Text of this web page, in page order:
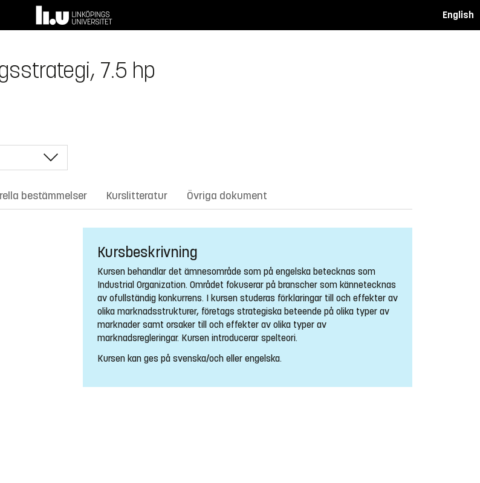
English
7.5 hp
bestämmelser Kurslitteratur Övriga dokument
Kursbeskrivning
Kursen behandlar det ämnesområde som på engelska betecknas som
Industrial Organization. Området fokuserar på branscher som kännetecknas
av ofullständig konkurrens. I kursen studeras förklaringar till och effekter av
olika marknadsstrukturer, företags strategiska beteende på olika typer av
marknader samt orsaker till och effekter av olika typer av
marknadsregleringar. Kursen introducerar spelteori.
Kursen kan ges på svenska/och eller engelska.